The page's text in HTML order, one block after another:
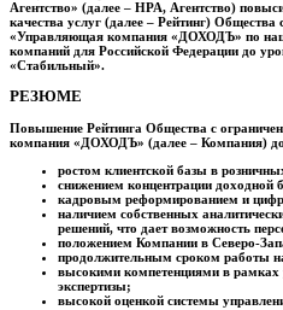
Агентство» (далее – НРА, Агентство)
качества услуг (далее – Рейтинг) Общества
«Управляющая компания «ДОХОДЪ» по
компаний для Российской Федерации до
«Стабильный».
РЕЗЮМЕ
Повышение Рейтинга Общества с
компания «ДОХОДЪ» (далее – Компания)
ростом клиентской базы в
снижением концентрации доходной
кадровым реформированием и
наличием собственных
решений, что дает возможность
положением Компании в Северо-
продолжительным сроком работы
высокими компетенциями в рамках
экспертизы;
высокой оценкой системы